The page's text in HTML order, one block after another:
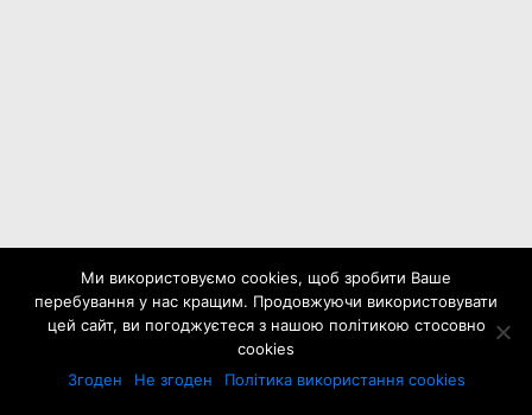
Ми використовуємо cookies, щоб зробити Ваше
перебування у нас кращим. Продовжуючи використовувати
цей сайт, ви погоджуєтеся з нашою політикою стосовно
cookies
Згоден
Не згоден Політика використання cookies